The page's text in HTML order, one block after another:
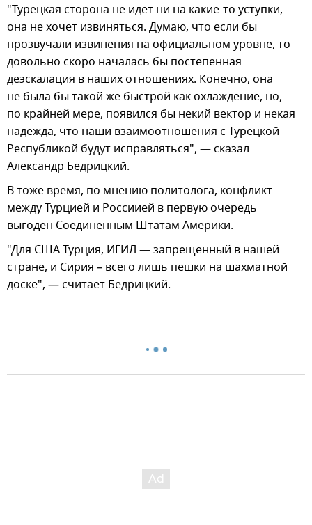
"Турецкая сторона не идет ни на какие-то уступки,
она не хочет извиняться. Думаю, что если бы
прозвучали извинения на официальном уровне, то
довольно скоро началась бы постепенная
деэскалация в наших отношениях. Конечно, она
не была бы такой же быстрой как охлаждение, но,
по крайней мере, появился бы некий вектор и некая
надежда, что наши взаимоотношения с Турецкой
Республикой будут исправляться", — сказал
Александр Бедрицкий.
В тоже время, по мнению политолога, конфликт
между Турцией и Россиией в первую очередь
выгоден Соединенным Штатам Америки.
"Для США Турция, ИГИЛ — запрещенный в нашей
стране, и Сирия – всего лишь пешки на шахматной
доске", — считает Бедрицкий.